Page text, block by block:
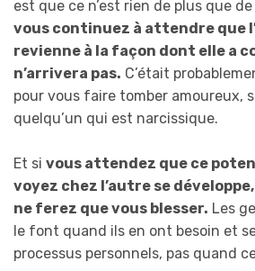
est que ce n’est rien de plus que
vous continuez à attendre que
revienne à la façon dont elle a
n’arrivera pas. C’était
pour vous faire tomber amoureux,
quelqu’un qui est narcissique.
Et si vous attendez que ce
voyez chez l’autre se
ne ferez que vous blesser. Les
le font quand ils en ont besoin et
processus personnels, pas quand